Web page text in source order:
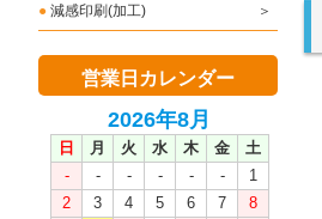
● 減感印刷(加工)
営業日カレンダー
2026年8月
日 月 火 水 木 金
土
-
- - - - -
1
2
3 4 5 6 7
8